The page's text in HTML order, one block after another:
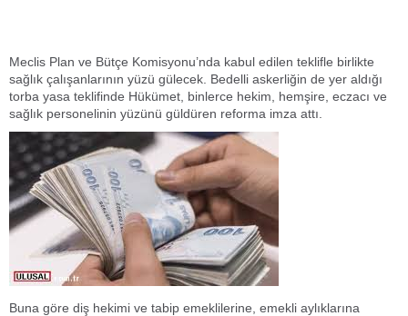
Meclis Plan ve Bütçe Komisyonu’nda kabul edilen teklifle birlikte
sağlık çalışanlarının yüzü gülecek. Bedelli askerliğin de yer aldığı
torba yasa teklifinde Hükümet, binlerce hekim, hemşire, eczacı ve
sağlık personelinin yüzünü güldüren reforma imza attı.
Buna göre diş hekimi ve tabip emeklilerine, emekli aylıklarına